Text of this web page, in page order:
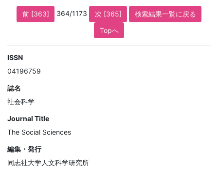
前 [363] 364/1173 次 [365]
検索結果一覧に戻る
Topへ
ISSN
04196759
誌名
社会科学
Journal Title
The Social Sciences
編集・発行
同志社大学人文科学研究所